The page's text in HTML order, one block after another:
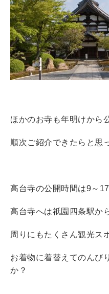
ほかのお寺も年明けから
順次ご紹介できたらと思
高台寺の公開時間は9～
高台寺へは祇園四条駅か
周りにもたくさん観光ス
お着物に着替えてのんび
か？